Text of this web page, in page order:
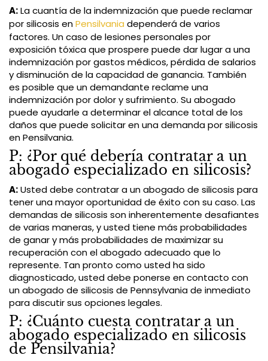
A:La cuantía de la indemnización que puede reclamar
por silicosis enPensilvania dependerá de varios
factores. Un caso de lesiones personales por
exposición tóxica que prospere puede dar lugar a una
indemnización por gastos médicos, pérdida de salarios
y disminución de la capacidad de ganancia. También
es posible que un demandante reclame una
indemnización por dolor y sufrimiento. Su abogado
puede ayudarle a determinar el alcance total de los
daños que puede solicitar en una demanda por silicosis
en Pensilvania.
P: ¿Por qué debería contratar a un
abogado especializado en silicosis?
A:Usted debe contratar a un abogado de silicosis para
tener una mayor oportunidad de éxito con su caso. Las
demandas de silicosis son inherentemente desafiantes
de varias maneras, y usted tiene más probabilidades
de ganar y más probabilidades de maximizar su
recuperación con el abogado adecuado que lo
represente. Tan pronto como usted ha sido
diagnosticado, usted debe ponerse en contacto con
un abogado de silicosis de Pennsylvania de inmediato
para discutir sus opciones legales.
P: ¿Cuánto cuesta contratar a un
abogado especializado en silicosis
de Pensilvania?